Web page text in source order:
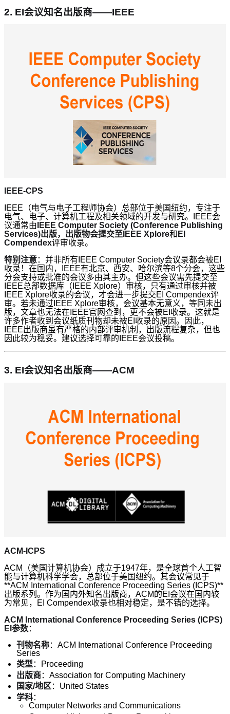
2. EI会议知名出版商——IEEE
IEEE-CPS
IEEE（电气与电子工程师协会）总部位于美国纽约，专注于
电气、电子、计算机工程及相关领域的开发与研究。IEEE会
议通常由 IEEE Computer Society (Conference Publishing
Services)出版，出版物会提交至IEEE Xplore和 EI
Compendex评审收录。
特别注意：并非所有IEEE Computer Society会议录都会被EI
收录！在国内，IEEE有北京、西安、哈尔滨等8个分会，这些
分会支持或批准的会议多由其主办。但这些会议需先提交至
IEEE总部数据库（IEEE Xplore）审核，只有通过审核并被
IEEE Xplore收录的会议，才会进一步提交EI Compendex评
审。若未通过IEEE Xplore审核，会议基本无意义，等同未出
版，文章也无法在IEEE官网查到，更不会被EI收录。这就是
许多作者收到会议纸质刊物却未被EI收录的原因。因此，
IEEE出版商虽有严格的内部评审机制，出版流程复杂，但也
因此较为稳妥。建议选择可靠的IEEE会议投稿。
3. EI会议知名出版商——ACM
ACM-ICPS
ACM（美国计算机协会）成立于1947年，是全球首个人工智
能与计算机科学学会，总部位于美国纽约。其会议常见于
**ACM International Conference Proceeding Series (ICPS)**
出版系列。作为国内外知名出版商，ACM的EI会议在国内较
为常见，EI Compendex收录也相对稳定，是不错的选择。
ACM International Conference Proceeding Series (ICPS)
EI参数：
刊物名称：ACM International Conference Proceeding
Series
类型 ：Proceeding
出版商：Association for Computing Machinery
国家/地区 ：United States
学科：
Computer Networks and Communications